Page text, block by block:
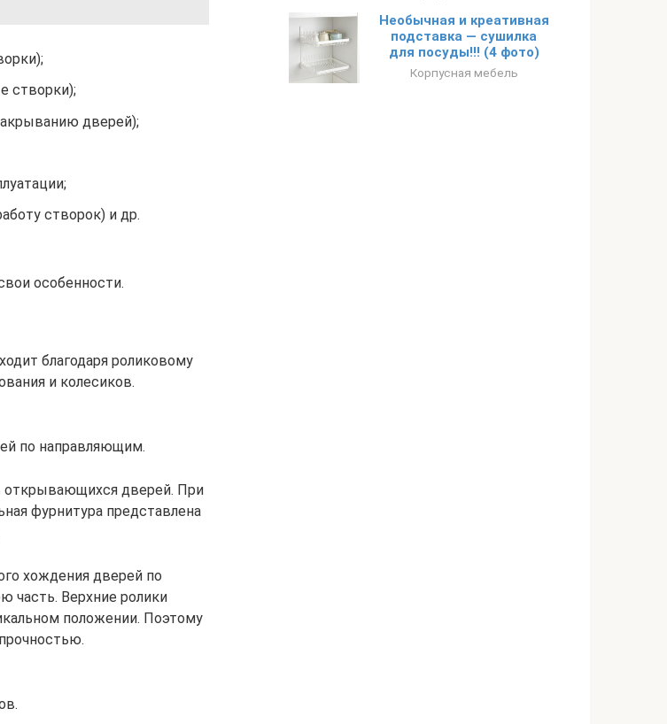
створки);
дверей);
створок) и др.
особенности.
благодаря роликовому
и колесиков.
по направляющим.
открывающихся дверей. При
фурнитура представлена
хождения дверей по
часть. Верхние ролики
положении. Поэтому
Необычная и креативная
подставка — сушилка
для посуды!!! (4 фото)
Корпусная мебель